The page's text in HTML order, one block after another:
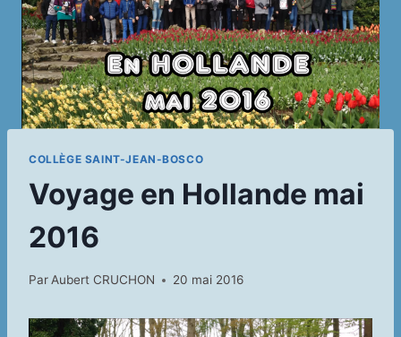
COLLÈGE SAINT-JEAN-BOSCO
Voyage en Hollande mai
2016
ParAubert CRUCHON 20 mai 2016